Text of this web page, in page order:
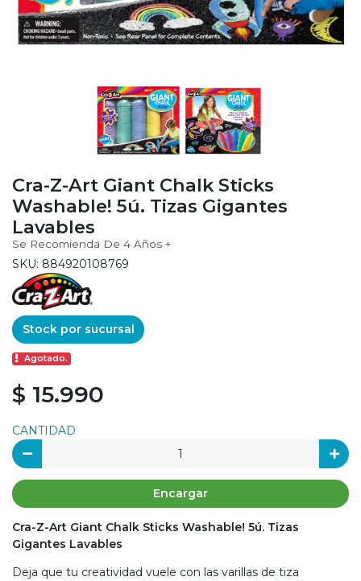
Cra-Z-Art Giant Chalk Sticks
Washable! 5ú. Tizas Gigantes
Lavables
Se Recomienda De 4 Años +
SKU: 884920108769
Stock por sucursal
Agotado.
$ 15.990
CANTIDAD
Encargar
Cra-Z-Art Giant Chalk Sticks Washable! 5ú. Tizas
Gigantes Lavables
Deja que tu creatividad vuele con las varillas de tiza